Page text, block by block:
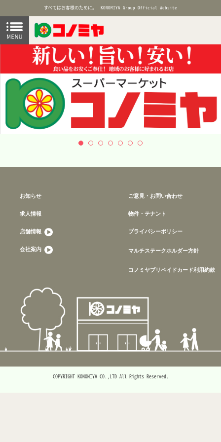
すべてはお客様のために。 KONOMIYA Group Official Website
お知らせ
求人情報
店舗情報
会社案内
ご意見・お問い合わせ
物件・テナント
プライバシーポリシー
マルチステークホルダー方針
コノミヤプリペイドカード利用約款
COPYRIGHT KONOMIYA CO.,LTD All Rights Reserved.